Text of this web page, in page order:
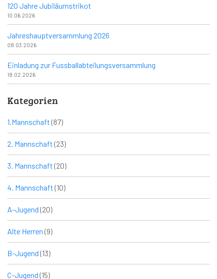
120 Jahre Jubiläumstrikot
10.06.2026
Jahreshauptversammlung 2026
08.03.2026
Einladung zur Fussballabteilungsversammlung
18.02.2026
Kategorien
1.Mannschaft (87)
2. Mannschaft (23)
3. Mannschaft (20)
4. Mannschaft (10)
A-Jugend (20)
Alte Herren (9)
B-Jugend (13)
C-Jugend (15)